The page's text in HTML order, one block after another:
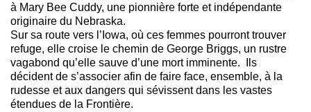
à Mary Bee Cuddy, une pionnière forte et indépendante
originaire du Nebraska.
Sur sa route vers l’Iowa, où ces femmes pourront trouver
refuge, elle croise le chemin de George Briggs, un rustre
vagabond qu’elle sauve d’une mort imminente. Ils
décident de s’associer afin de faire face, ensemble, à la
rudesse et aux dangers qui sévissent dans les vastes
étendues de la Frontière.